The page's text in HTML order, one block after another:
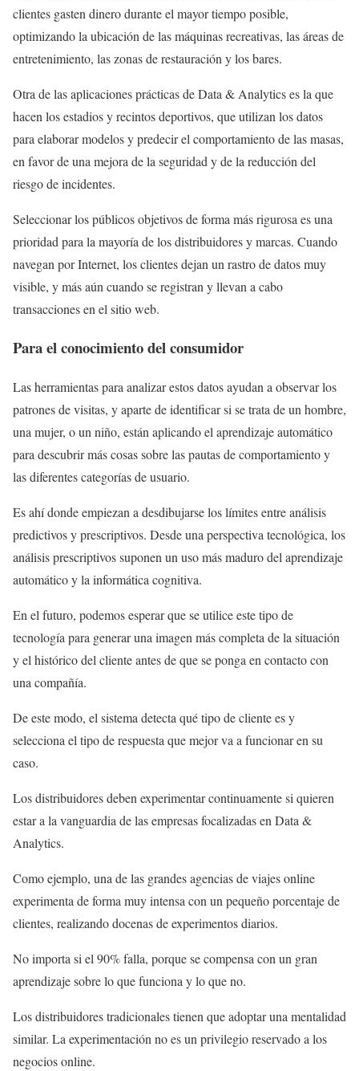
clientes gasten dinero durante el mayor tiempo posible,
optimizando la ubicación de las máquinas recreativas, las áreas de
entretenimiento, las zonas de restauración y los bares.
Otra de las aplicaciones prácticas de Data & Analytics es la que
hacen los estadios y recintos deportivos, que utilizan los datos
para elaborar modelos y predecir el comportamiento de las masas,
en favor de una mejora de la seguridad y de la reducción del
riesgo de incidentes.
Seleccionar los públicos objetivos de forma más rigurosa es una
prioridad para la mayoría de los distribuidores y marcas. Cuando
navegan por Internet, los clientes dejan un rastro de datos muy
visible, y más aún cuando se registran y llevan a cabo
transacciones en el sitio web.
Para el conocimiento del consumidor
Las herramientas para analizar estos datos ayudan a observar los
patrones de visitas, y aparte de identificar si se trata de un hombre,
una mujer, o un niño, están aplicando el aprendizaje automático
para descubrir más cosas sobre las pautas de comportamiento y
las diferentes categorías de usuario.
Es ahí donde empiezan a desdibujarse los límites entre análisis
predictivos y prescriptivos. Desde una perspectiva tecnológica, los
análisis prescriptivos suponen un uso más maduro del aprendizaje
automático y la informática cognitiva.
En el futuro, podemos esperar que se utilice este tipo de
tecnología para generar una imagen más completa de la situación
y el histórico del cliente antes de que se ponga en contacto con
una compañía.
De este modo, el sistema detecta qué tipo de cliente es y
selecciona el tipo de respuesta que mejor va a funcionar en su
caso.
Los distribuidores deben experimentar continuamente si quieren
estar a la vanguardia de las empresas focalizadas en Data &
Analytics.
Como ejemplo, una de las grandes agencias de viajes online
experimenta de forma muy intensa con un pequeño porcentaje de
clientes, realizando docenas de experimentos diarios.
No importa si el 90% falla, porque se compensa con un gran
aprendizaje sobre lo que funciona y lo que no.
Los distribuidores tradicionales tienen que adoptar una mentalidad
similar. La experimentación no es un privilegio reservado a los
negocios online.